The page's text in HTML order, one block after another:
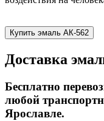
Купить эмаль АК-562
Доставка
Бесплатно
любой
Ярославле.